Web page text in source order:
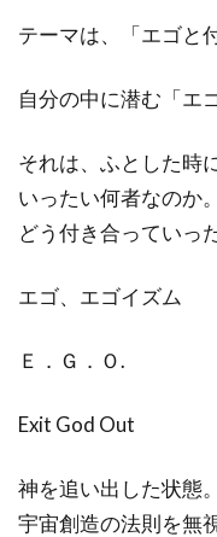
テーマは、「エゴと
自分の中に潜む「エゴ
それは、ふとした時
いったい何者なのか。
どう付き合っていっ
エゴ、エゴイズム
Ｅ．Ｇ．Ｏ.
Exit God Out
神を追い出した状態。
宇宙創造の法則を無